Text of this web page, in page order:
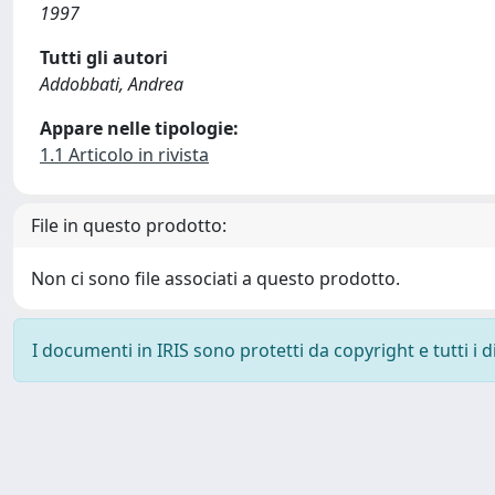
1997
Tutti gli autori
Addobbati, Andrea
Appare nelle tipologie:
1.1 Articolo in rivista
File in questo prodotto:
Non ci sono file associati a questo prodotto.
I documenti in IRIS sono protetti da copyright e tutti i